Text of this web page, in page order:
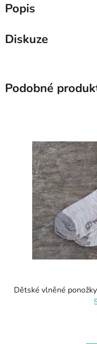
Popis
Diskuze
Podobné
Dětské vlněné